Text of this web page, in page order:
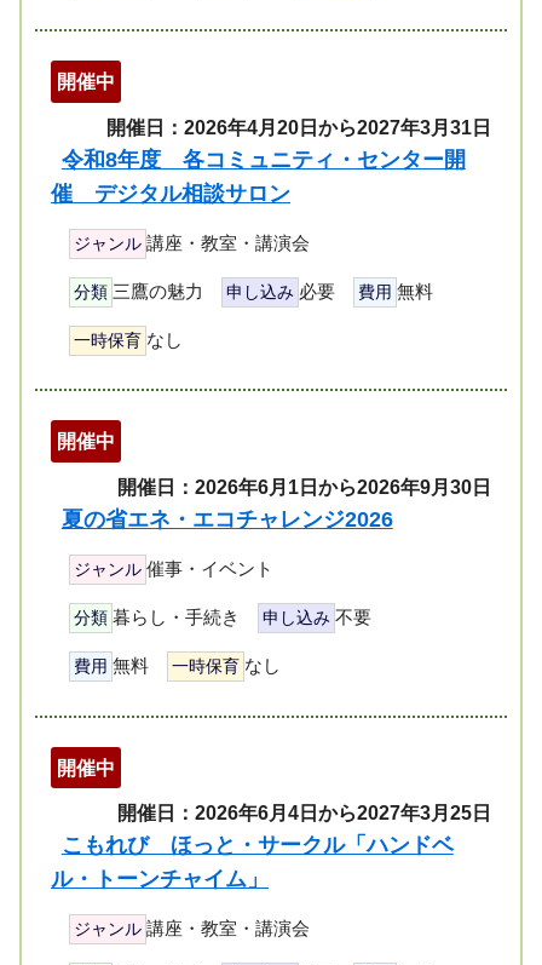
開催中
開催日：2026年4月20日から2027年3月31日
令和8年度 各コミュニティ・センター開
催 デジタル相談サロン
ジャンル 講座・教室・講演会
分類 三鷹の魅力 申し込み 必要 費用 無料
一時保育 なし
開催中
開催日：2026年6月1日から2026年9月30日
夏の省エネ・エコチャレンジ2026
ジャンル 催事・イベント
分類 暮らし・手続き 申し込み 不要
費用 無料 一時保育 なし
開催中
開催日：2026年6月4日から2027年3月25日
こもれび ほっと・サークル「ハンドベ
ル・トーンチャイム」
ジャンル 講座・教室・講演会